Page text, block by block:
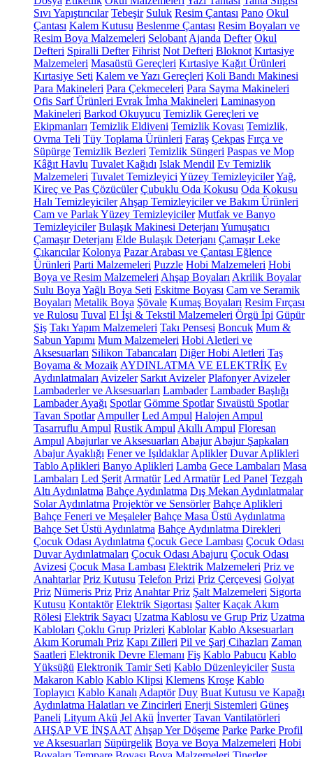
Sıvı Yapıştırıcılar Tebeşir Suluk Resim Çantası Pano Okul
Çantası Kalem Kutusu Beslenme Çantası Resim Boyaları ve
Resim Boya Malzemeleri Selobant Ajanda Defter Okul
Defteri Spiralli Defter Fihrist Not Defteri Bloknot Kırtasiye
Malzemeleri Masaüstü Gereçleri Kırtasiye Kağıt Ürünleri
Kırtasiye Seti Kalem ve Yazı Gereçleri Koli Bandı Makinesi
Para Makineleri Para Çekmeceleri Para Sayma Makineleri
Ofis Sarf Ürünleri Evrak İmha Makineleri Laminasyon
Makineleri Barkod Okuyucu Temizlik Gereçleri ve
Ekipmanları Temizlik Eldiveni Temizlik Kovası Temizlik,
Ovma Teli Tüy Toplama Ürünleri Faraş Çekpas Fırça ve
Süpürge Temizlik Bezleri Temizlik Süngeri Paspas ve Mop
Kâğıt Havlu Tuvalet Kağıdı Islak Mendil Ev Temizlik
Malzemeleri Tuvalet Temizleyici Yüzey TemizleyicilerYağ,
Kireç ve Pas Çözücüler Çubuklu Oda Kokusu Oda Kokusu
Halı Temizleyiciler Ahşap Temizleyiciler ve Bakım Ürünleri
Cam ve Parlak Yüzey Temizleyiciler Mutfak ve Banyo
Temizleyiciler Bulaşık Makinesi Deterjanı Yumuşatıcı
Çamaşır Deterjanı Elde Bulaşık Deterjanı Çamaşır Leke
Çıkarıcılar Kolonya Pazar Arabası ve Çantası Eğlence
Ürünleri Parti Malzemeleri Puzzle Hobi Malzemeleri Hobi
Boya ve Resim Malzemeleri Ahşap Boyaları Akrilik Boyalar
Sulu Boya Yağlı Boya Seti Eskitme Boyası Cam ve Seramik
Boyaları Metalik Boya Şövale Kumaş Boyaları Resim Fırçası
ve Rulosu Tuval El İşi & Tekstil Malzemeleri Örgü İpi Güpür
Şiş Takı Yapım Malzemeleri Takı Pensesi Boncuk Mum &
Sabun Yapımı Mum Malzemeleri Hobi Aletleri ve
Aksesuarları Silikon Tabancaları Diğer Hobi Aletleri Taş
Boyama & Mozaik AYDINLATMA VE ELEKTRİK Ev
Aydınlatmaları Avizeler Sarkıt Avizeler Plafonyer Avizeler
Lambaderler ve Aksesuarları Lambader Lambader Başlığı
Lambader Ayağı Spotlar Gömme Spotlar Sıvaüstü Spotlar
Tavan Spotlar Ampuller Led Ampul Halojen Ampul
Tasarruflu Ampul Rustik Ampul Akıllı Ampul Floresan
Ampul Abajurlar ve Aksesuarları Abajur Abajur Şapkaları
Abajur Ayaklığı Fener ve Işıldaklar Aplikler Duvar Aplikleri
Tablo Aplikleri Banyo Aplikleri Lamba Gece Lambaları Masa
Lambaları Led Şerit Armatür Led Armatür Led Panel Tezgah
Altı Aydınlatma Bahçe Aydınlatma Dış Mekan Aydınlatmalar
Solar Aydınlatma Projektör ve Sensörler Bahçe Aplikleri
Bahçe Feneri ve Meşaleler Bahçe Masa Üstü Aydınlatma
Bahçe Set Üstü Aydınlatma Bahçe Aydınlatma Direkleri
Çocuk Odası Aydınlatma Çocuk Gece Lambası Çocuk Odası
Duvar Aydınlatmaları Çocuk Odası Abajuru Çocuk Odası
Avizesi Çocuk Masa Lambası Elektrik Malzemeleri Priz ve
Anahtarlar Priz Kutusu Telefon Prizi Priz Çerçevesi Golyat
Priz Nümeris Priz Priz Anahtar Priz Şalt Malzemeleri Sigorta
Kutusu Kontaktör Elektrik Sigortası Şalter Kaçak Akım
Rölesi Elektrik Sayacı Uzatma Kablosu ve Grup Priz Uzatma
Kabloları Çoklu Grup Prizleri Kablolar Kablo Aksesuarları
Akım Korumalı Priz Kapı Zilleri Pil ve Şarj Cihazları Zaman
Saatleri Elektronik Devre Elemanı Fiş Kablo Pabucu Kablo
Yüksüğü Elektronik Tamir Seti Kablo Düzenleyiciler Susta
Makaron Kablo Kablo Klipsi Klemens Kroşe Kablo
Toplayıcı Kablo Kanalı Adaptör Duy Buat Kutusu ve Kapağı
Aydınlatma Halatları ve Zincirleri Enerji Sistemleri Güneş
Paneli Lityum Akü Jel Akü İnverter Tavan Vantilatörleri
AHŞAP VE İNŞAAT Ahşap Yer Döşeme Parke Parke Profil
ve Aksesuarları Süpürgelik Boya ve Boya Malzemeleri Hobi